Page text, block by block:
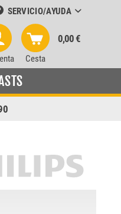
Verkauf spanisch
SERVICIO/AYUDA
Cesta
0,00 €